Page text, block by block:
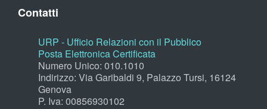
Contatti
URP - Ufficio Relazioni con il Pubblico
Posta Elettronica Certificata
Numero Unico: 010.1010
Indirizzo: Via Garibaldi 9, Palazzo Tursi, 16124
Genova
P. Iva: 00856930102